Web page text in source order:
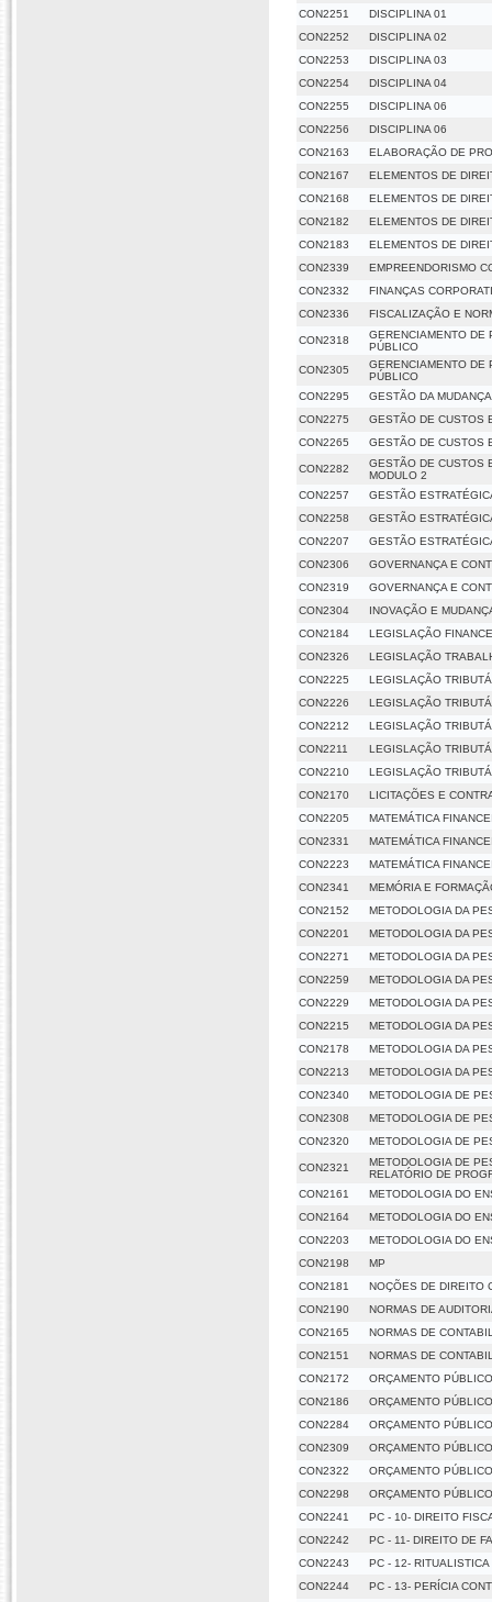
CON2251
DISCIPLINA 01
CON2252
DISCIPLINA 02
CON2253
DISCIPLINA 03
CON2254
DISCIPLINA 04
CON2255
DISCIPLINA 06
CON2256
DISCIPLINA 06
CON2163
ELABORAÇÃO DE
CON2167
ELEMENTOS DE
CON2168
ELEMENTOS DE
CON2182
ELEMENTOS DE
CON2183
ELEMENTOS DE
CON2339
EMPREENDORISMO
CON2332
FINANÇAS
CON2336
FISCALIZAÇÃO E
CON2318
GERENCIAMENTO DE
PÚBLICO
CON2305
GERENCIAMENTO DE
PÚBLICO
CON2295
GESTÃO DA
CON2275
GESTÃO DE CUSTOS
CON2265
GESTÃO DE CUSTOS
CON2282
GESTÃO DE CUSTOS
MODULO 2
CON2257
GESTÃO
CON2258
GESTÃO
CON2207
GESTÃO
CON2306
GOVERNANÇA E
CON2319
GOVERNANÇA E
CON2304
INOVAÇÃO E
CON2184
LEGISLAÇÃO
CON2326
LEGISLAÇÃO
CON2225
LEGISLAÇÃO
CON2226
LEGISLAÇÃO
CON2212
LEGISLAÇÃO
CON2211
LEGISLAÇÃO
CON2210
LEGISLAÇÃO
CON2170
LICITAÇÕES E
CON2205
MATEMÁTICA
CON2331
MATEMÁTICA
CON2223
MATEMÁTICA
CON2341
MEMÓRIA E
CON2152
METODOLOGIA DA
CON2201
METODOLOGIA DA
CON2271
METODOLOGIA DA
CON2259
METODOLOGIA DA
CON2229
METODOLOGIA DA
CON2215
METODOLOGIA DA
CON2178
METODOLOGIA DA
CON2213
METODOLOGIA DA
CON2340
METODOLOGIA DE
CON2308
METODOLOGIA DE
CON2320
METODOLOGIA DE
CON2321
METODOLOGIA DE
RELATÓRIO DE
CON2161
METODOLOGIA DO
CON2164
METODOLOGIA DO
CON2203
METODOLOGIA DO
CON2198
MP
CON2181
NOÇÕES DE DIREITO
CON2190
NORMAS DE
CON2165
NORMAS DE
CON2151
NORMAS DE
CON2172
ORÇAMENTO PÚBLICO
CON2186
ORÇAMENTO PÚBLICO
CON2284
ORÇAMENTO PÚBLICO
CON2309
ORÇAMENTO
CON2322
ORÇAMENTO
CON2298
ORÇAMENTO
CON2241
PC - 10- DIREITO
CON2242
PC - 11- DIREITO DE
CON2243
PC - 12-
CON2244
PC - 13- PERÍCIA